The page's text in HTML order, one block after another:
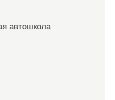
автошкола